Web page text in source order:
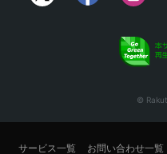
©
サービス一覧 お問い合わせ一覧